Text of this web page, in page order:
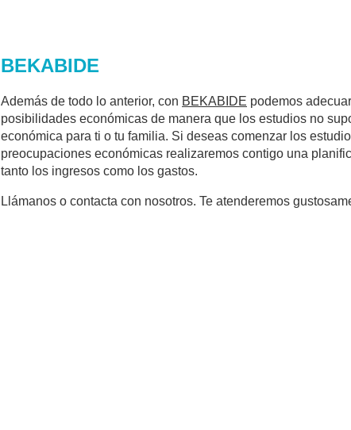
BEKABIDE
Además de todo lo anterior, con BEKABIDE podemos
posibilidades económicas de manera que los estudios no
económica para ti o tu familia. Si deseas comenzar los
preocupaciones económicas realizaremos contigo una
tanto los ingresos como los gastos.
Llámanos o contacta con nosotros. Te atenderemos